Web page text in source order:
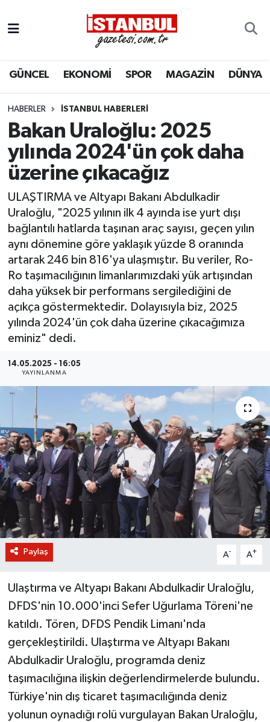
GÜNCEL EKONOMİ SPOR MAGAZİN DÜNYA
HABERLER İSTANBUL HABERLERI
Bakan Uraloğlu: 2025
yılında 2024'ün çok daha
üzerine çıkacağız
ULAŞTIRMA ve Altyapı Bakanı Abdulkadir
Uraloğlu, "2025 yılının ilk 4 ayında ise yurt dışı
bağlantılı hatlarda taşınan araç sayısı, geçen yılın
aynı dönemine göre yaklaşık yüzde 8 oranında
artarak 246 bin 816'ya ulaşmıştır. Bu veriler, Ro-
Ro taşımacılığının limanlarımızdaki yük artışından
daha yüksek bir performans sergilediğini de
açıkça göstermektedir. Dolayısıyla biz, 2025
yılında 2024'ün çok daha üzerine çıkacağımıza
eminiz" dedi.
14.05.2025 - 16:05
YAYINLANMA
Paylaş A- A+
Ulaştırma ve Altyapı Bakanı Abdulkadir Uraloğlu,
DFDS'nin 10.000'inci Sefer Uğurlama Töreni'ne
katıldı. Tören, DFDS Pendik Limanı'nda
gerçekleştirildi. Ulaştırma ve Altyapı Bakanı
Abdulkadir Uraloğlu, programda deniz
taşımacılığına ilişkin değerlendirmelerde bulundu.
Türkiye'nin dış ticaret taşımacılığında deniz
yolunun oynadığı rolü vurgulayan Bakan Uraloğlu,
EKONOMİ
İSTANBUL
DÜNYA
SPOR
MAGAZİN
KÜLTÜR SANAT
SAĞLIK
BİLİM VE TEKNOLOJİ
OTOMOBİL
Nöbetçi Eczaneler
Hava Durumu
Trafik Durumu
Süper Lig Puan Durumu ve Fikstür
Tüm Manşetler
Son Dakika Haberleri
Haber Arşivi